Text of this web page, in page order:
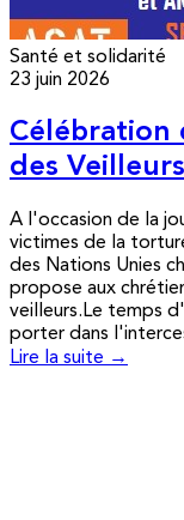
Santé et solidarité
23 juin 2026
Célébration
des Veilleurs
A l'occasion de la
victimes de la
des Nations Unies
propose aux
veilleurs.Le temps
porter dans
Lire la suite →